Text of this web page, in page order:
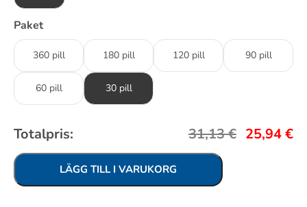
Paket
360 pill 180 pill 120 pill 90 pill
60 pill 30 pill
Totalpris: 31,13€ 25,94€
LÄGG TILL I VARUKORG